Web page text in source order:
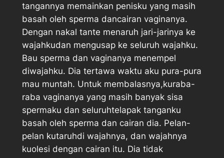
tangannya memainkan penisku yang masih
basah oleh sperma dancairan vaginanya.
Dengan nakal tante menaruh jari-jarinya ke
wajahkudan mengusap ke seluruh wajahku.
Bau sperma dan vaginanya menempel
diwajahku. Dia tertawa waktu aku pura-pura
mau muntah. Untuk membalasnya,kuraba-
raba vaginanya yang masih banyak sisa
spermaku dan seluruhtelapak tanganku
basah oleh sperma dan cairan dia. Pelan-
pelan kutaruhdi wajahnya, dan wajahnya
kuolesi dengan cairan itu. Dia tidak